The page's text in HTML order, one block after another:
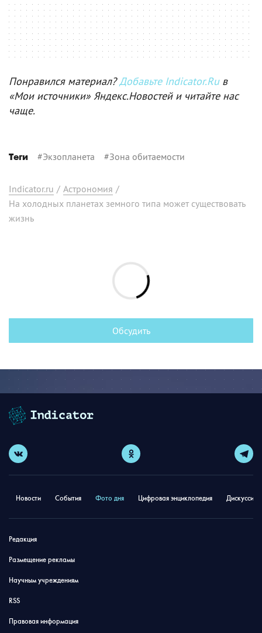
Понравился материал?Добавьте Indicator.Ruв
«Мои источники» Яндекс.Новостей и читайте нас
чаще.
Теги #Экзопланета #Зона обитаемости
Indicator.ru / Астрономия /
На холодных планетах земного типа может существовать
жизнь
Обсудить
Новости События Фото дня Цифровая энциклопедия
Редакция
Размещение рекламы
Научным учреждениям
RSS
Правовая информация